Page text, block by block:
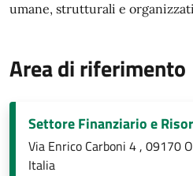
umane, strutturali e
Area di riferimento
Settore Finanziario e
Via Enrico Carboni 4 , 09170
Italia